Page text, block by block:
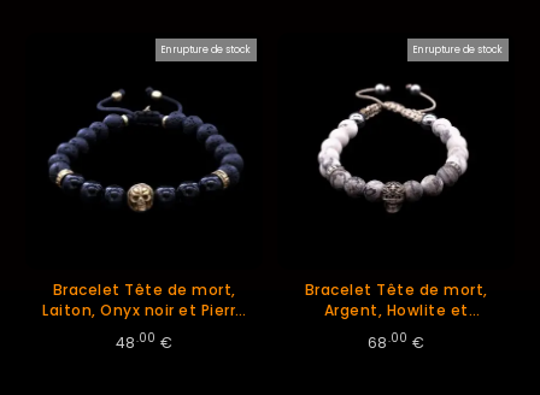
En rupture de stock
Bracelet Tête de mort,
Laiton, Onyx noir et Pierre
de lave
48.00 €
En rupture de stock
Bracelet Tête de mort,
Argent, Howlite et
Larvikite
68.00 €